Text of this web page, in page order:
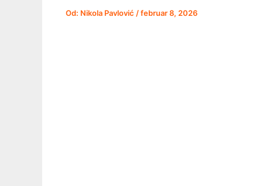
Od: Nikola Pavlović /februar 8, 2026